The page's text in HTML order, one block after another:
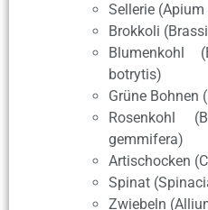
Sellerie
Brokkoli
Blumenkohl
botrytis)
Grüne Bohnen
Rosenkohl
gemmifera)
Artischocken
Spinat
Zwiebeln